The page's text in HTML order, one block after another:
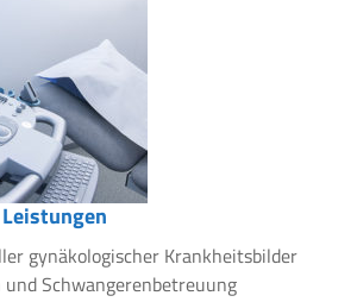
gynäkologischer Krankheitsbilder
Schwangerenbetreuung